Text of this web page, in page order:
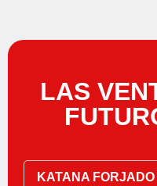
LAS
KATANA FORJADO